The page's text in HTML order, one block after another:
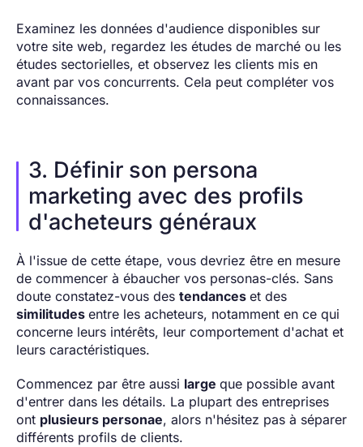
Examinez les données d'audience disponibles sur
votre site web, regardez les études de marché ou les
études sectorielles, et observez les clients mis en
avant par vos concurrents. Cela peut compléter vos
connaissances.
3. Définir son persona
marketing avec des profils
d'acheteurs généraux
À l'issue de cette étape, vous devriez être en mesure
de commencer à ébaucher vos personas-clés. Sans
doute constatez-vous des tendances et des
similitudes entre les acheteurs, notamment en ce qui
concerne leurs intérêts, leur comportement d'achat et
leurs caractéristiques.
Commencez par être aussi large que possible avant
d'entrer dans les détails. La plupart des entreprises
ont plusieurs personae, alors n'hésitez pas à séparer
différents profils de clients.